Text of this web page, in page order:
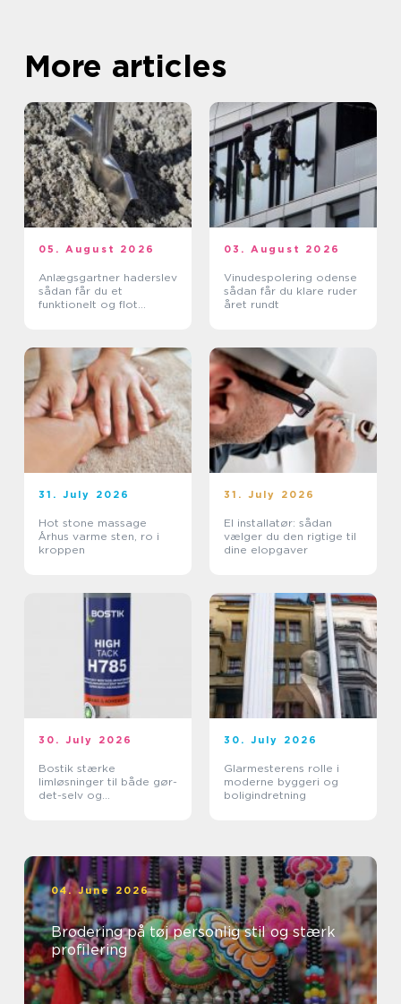
More articles
05. August 2026
Anlægsgartner haderslev
sådan får du et
funktionelt og flot
03. August 2026
Vinudespolering odense
sådan får du klare ruder
året rundt
31. July 2026
Hot stone massage
Århus varme sten, ro i
kroppen
31. July 2026
El installatør: sådan
vælger du den rigtige til
dine elopgaver
30. July 2026
Bostik stærke
limløsninger til både gør-
det-selv og
30. July 2026
Glarmesterens rolle i
moderne byggeri og
boligindretning
04. June 2026
Brodering på tøj personlig stil og stærk
profilering